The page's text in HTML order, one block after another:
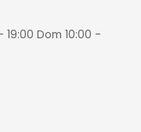
Dom 10:00 -